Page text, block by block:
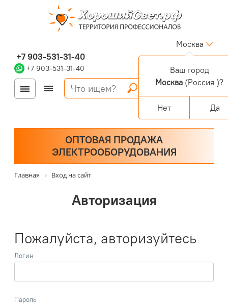
+7 903-531-31-40
+7 903-531-31-40
Москва
Войти
Регистрация
Корзина
0 позиций
Персональный раздел
ОПТОВАЯ ПРОДАЖА
ЭЛЕКТРООБОРУДОВАНИЯ
Главная Вход на сайт
Авторизация
Пожалуйста, авторизуйтесь
Логин
Пароль
Ваш город
Москва (Россия )?
Нет Да